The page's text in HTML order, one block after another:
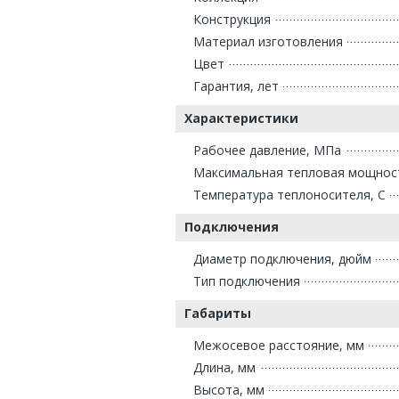
Конструкция
Материал изготовления
Цвет
Гарантия, лет
Характеристики
Рабочее давление, МПа
Максимальная тепловая
Температура теплоносителя, С
Подключения
Диаметр подключения, дюйм
Тип подключения
Габариты
Межосевое расстояние, мм
Длина, мм
Высота, мм